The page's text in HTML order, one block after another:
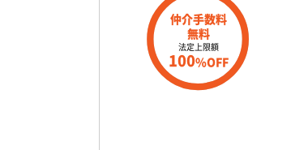
仲介手数料
無料
法定上限額
100%OFF